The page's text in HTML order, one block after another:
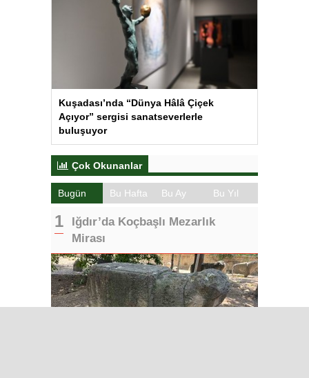
Kuşadası’nda “Dünya Hâlâ Çiçek
Açıyor” sergisi sanatseverlerle
buluşuyor
Çok Okunanlar
Bugün Bu Hafta Bu Ay Bu Yıl
Iğdır’da Koçbaşlı Mezarlık
Mirası